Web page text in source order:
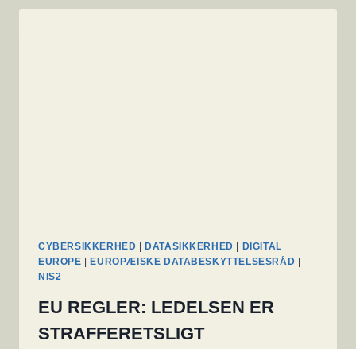
CYBERANGREB
CYBERSIKKERHED DATASIKKERHED
DIGITAL
EUROPE
EUROPÆISKE DATABESKYTTELSESRÅD
NIS2
EU REGLER: LEDELSEN ER
STRAFFERETSLIGT